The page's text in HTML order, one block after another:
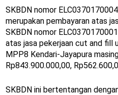
SKBDN nomor
merupakan pembayaran atas
SKBDN nomor
atas jasa pekerjaan cut and fill
MPP8 Kendari-Jayapura
Rp843.900.000,00,
SKBDN ini bertentangan